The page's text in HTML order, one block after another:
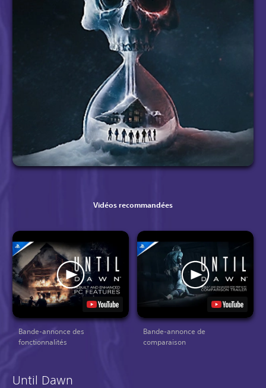
Vidéos recommandées
Bande-annonce des
fonctionnalités
Bande-annonce de
comparaison
Until Dawn